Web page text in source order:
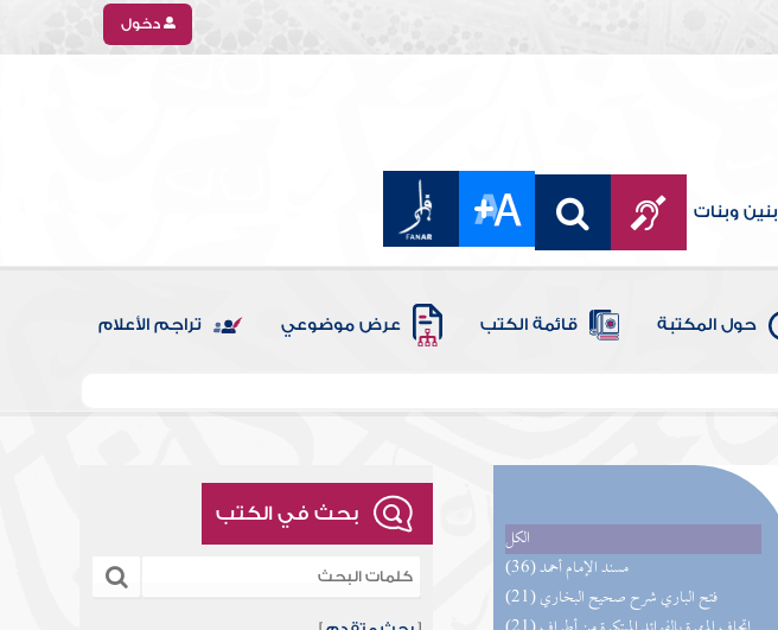
دخول
بنين وبنات
حول المكتبة قائمة الكتب عرض موضوعي تراجم الأعلام
الكل
(36) مسند الإمام أحمد
(21) فتح الباري شرح صحيح البخاري
بحث في الكتب